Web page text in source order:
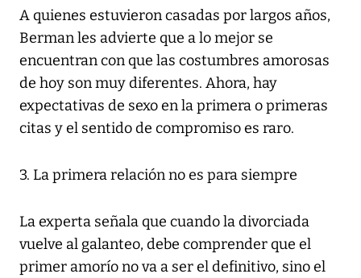
A quienes estuvieron casadas por largos años,
Berman les advierte que a lo mejor se
encuentran con que las costumbres amorosas
de hoy son muy diferentes. Ahora, hay
expectativas de sexo en la primera o primeras
citas y el sentido de compromiso es raro.
3. La primera relación no es para siempre
La experta señala que cuando la divorciada
vuelve al galanteo, debe comprender que el
primer amorío no va a ser el definitivo, sino el